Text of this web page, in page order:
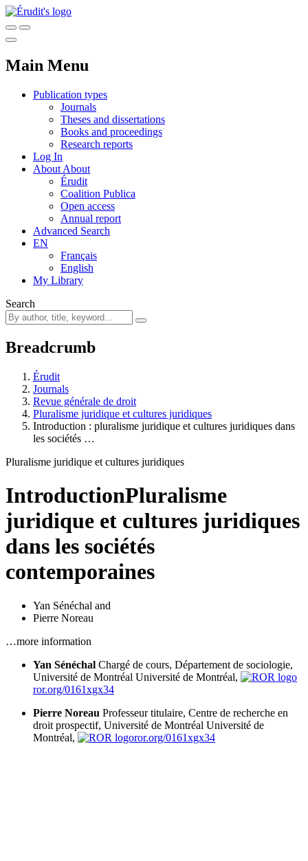
Main Menu
Publication types
Journals
Theses and dissertations
Books and proceedings
Research reports
Log In
About About
Érudit
Coalition Publica
Open access
Annual report
Advanced Search
EN
Français
English
My Library
Search
Breadcrumb
Érudit
Journals
Revue générale de droit
Pluralisme juridique et cultures juridiques
Introduction : pluralisme juridique et cultures juridiques dans
les sociétés …
Pluralisme juridique et cultures juridiques
IntroductionPluralisme
juridique et cultures juridiques
dans les sociétés
contemporaines
Yan Sénéchal and
Pierre Noreau
…more information
Yan Sénéchal Chargé de cours, Département de sociologie,
Université de Montréal Université de Montréal,
ror.org/0161xgx34
Pierre Noreau Professeur titulaire, Centre de recherche en
droit prospectif, Université de Montréal Université de
Montréal,
ror.org/0161xgx34